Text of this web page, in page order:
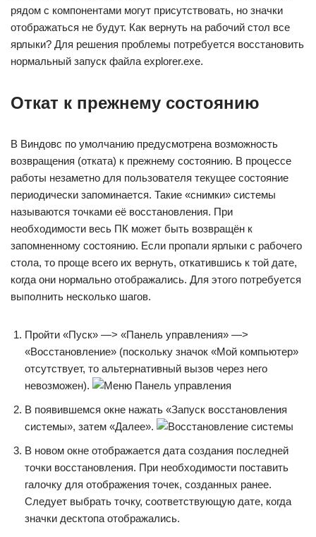
рядом с компонентами могут присутствовать, но значки
отображаться не будут. Как вернуть на рабочий стол все
ярлыки? Для решения проблемы потребуется восстановить
нормальный запуск файла explorer.exe.
Откат к прежнему состоянию
В Виндовс по умолчанию предусмотрена возможность
возвращения (отката) к прежнему состоянию. В процессе
работы незаметно для пользователя текущее состояние
периодически запоминается. Такие «снимки» системы
называются точками её восстановления. При
необходимости весь ПК может быть возвращён к
запомненному состоянию. Если пропали ярлыки с рабочего
стола, то проще всего их вернуть, откатившись к той дате,
когда они нормально отображались. Для этого потребуется
выполнить несколько шагов.
Пройти «Пуск» —> «Панель управления» —>
«Восстановление» (поскольку значок «Мой компьютер»
отсутствует, то альтернативный вызов через него
невозможен).
В появившемся окне нажать «Запуск восстановления
системы», затем «Далее».
В новом окне отображается дата создания последней
точки восстановления. При необходимости поставить
галочку для отображения точек, созданных ранее.
Следует выбрать точку, соответствующую дате, когда
значки десктопа отображались.